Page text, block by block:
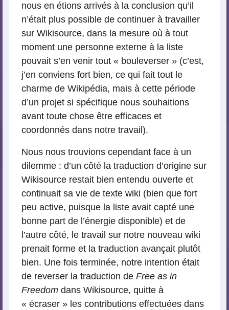
nous en étions arrivés à la conclusion qu’il
n’était plus possible de continuer à travailler
sur Wikisource, dans la mesure où à tout
moment une personne externe à la liste
pouvait s’en venir tout « bouleverser » (c’est,
j’en conviens fort bien, ce qui fait tout le
charme de Wikipédia, mais à cette période
d’un projet si spécifique nous souhaitions
avant toute chose être efficaces et
coordonnés dans notre travail).
Nous nous trouvions cependant face à un
dilemme : d’un côté la traduction d’origine sur
Wikisource restait bien entendu ouverte et
continuait sa vie de texte wiki (bien que fort
peu active, puisque la liste avait capté une
bonne part de l’énergie disponible) et de
l’autre côté, le travail sur notre nouveau wiki
prenait forme et la traduction avançait plutôt
bien. Une fois terminée, notre intention était
de reverser la traduction de Free as in
Freedom dans Wikisource, quitte à
« écraser » les contributions effectuées dans